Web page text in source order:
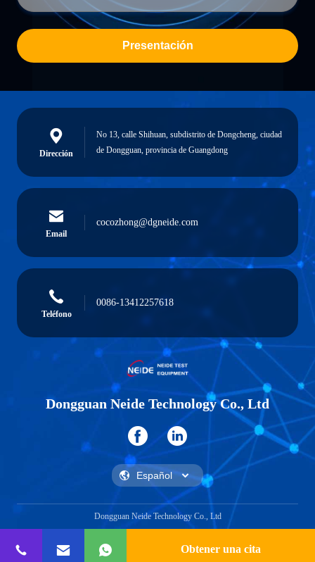
Presentación
Dirección
No 13, calle Shihuan, subdistrito de Dongcheng, ciudad
de Dongguan, provincia de Guangdong
Email
cocozhong@dgneide.com
Teléfono
0086-13412257618
Dongguan Neide Technology Co., Ltd
Dongguan Neide Technology Co., Ltd
Obtener una cita